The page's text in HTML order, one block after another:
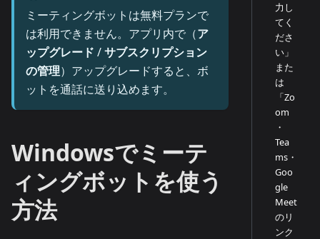
ミーティングボットは無料プランで
は利用できません。アプリ内で（ア
ップグレード /サブスクリプション
の管理）アップグレードすると、ボ
ットを通話に送り込めます。
Windowsでミーテ
ィングボットを使う
方法
力し
てく
ださ
い」
また
は
「Zo
om
・
Tea
ms・
Goo
gle
Meet
のリ
ンク